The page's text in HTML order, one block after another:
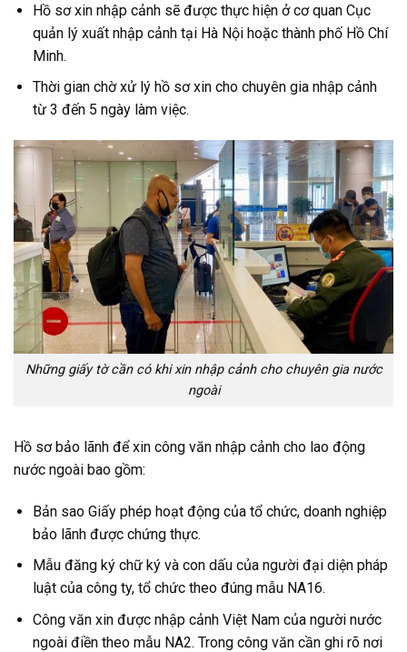
Hồ sơ xin nhập cảnh sẽ được thực hiện ở cơ quan Cục
quản lý xuất nhập cảnh tại Hà Nội hoặc thành phố Hồ Chí
Minh.
Thời gian chờ xử lý hồ sơ xin cho chuyên gia nhập cảnh
từ 3 đến 5 ngày làm việc.
Những giấy tờ cần có khi xin nhập cảnh cho chuyên gia nước
ngoài
Hồ sơ bảo lãnh để xin công văn nhập cảnh cho lao động
nước ngoài bao gồm:
Bản sao Giấy phép hoạt động của tổ chức, doanh nghiệp
bảo lãnh được chứng thực.
Mẫu đăng ký chữ ký và con dấu của người đại diện pháp
luật của công ty, tổ chức theo đúng mẫu NA16.
Công văn xin được nhập cảnh Việt Nam của người nước
ngoài điền theo mẫu NA2. Trong công văn cần ghi rõ nơi